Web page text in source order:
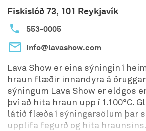
Fiskislóð 73, 101 Reykjavík
553-0005
info@lavashow.com
Lava Show er eina sýningin í
hraun flæðir innandyra á
sýningum Lava Show er eldgos
því að hita hraun upp í 1.100°C.
látið flæða í sýningarsölum þar
upplifa fegurð og hita